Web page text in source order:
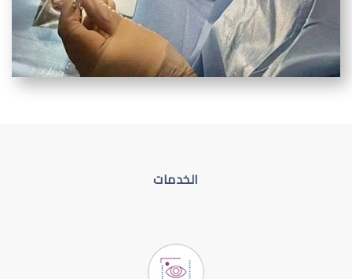
الخدمات